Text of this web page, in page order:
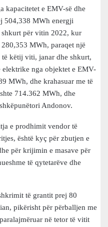
kapacitetet e EMV-së dhe
504,338 MWh energji
për vitin 2022, kur
MWh, paraqet një
këtij viti, janar dhe shkurt,
nga objektet e EMV-
MWh, dhe krahasuar me të
714.362 MWh, dhe
Andonov.
e prodhimit vendor të
është kyç për zbutjen e
për krijimin e masave për
të qytetarëve dhe
të grantit prej 80
pikërisht për përballjen me
në tetor të vitit